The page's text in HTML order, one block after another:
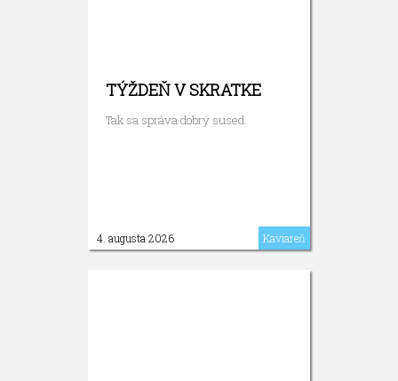
TÝŽDEŇ V SKRATKE
Tak sa správa dobrý sused.
4. augusta 2026 Kaviareň